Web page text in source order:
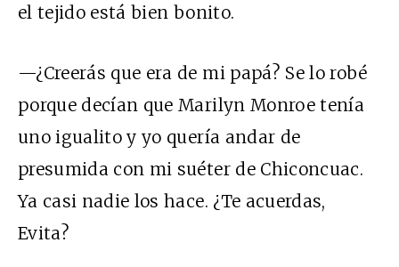
el tejido está bien bonito.
—¿Creerás que era de mi papá? Se lo robé
porque decían que Marilyn Monroe tenía
uno igualito y yo quería andar de
presumida con mi suéter de Chiconcuac.
Ya casi nadie los hace. ¿Te acuerdas,
Evita?